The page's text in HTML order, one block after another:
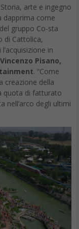
trattasse di puro
già superato di
ha preso in
svolgere una serie
tramite test.
riguarda le
primis riguardato le
4, l’iPad Pro da
di 5.028, rispetto
core, il Pro da 11
Pro da 10.5
di Apple
non si